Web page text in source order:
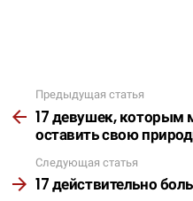
Подробнее
Предыдущая статья
17 девушек, которым
оставить свою
Следующая статья
17 действительно